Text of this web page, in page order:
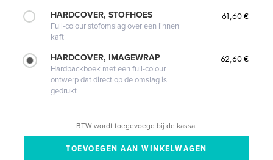
HARDCOVER, STOFHOES
Full-colour stofomslag over een linnen
kaft
61,60 €
HARDCOVER, IMAGEWRAP
Hardbackboek met een full-colour
ontwerp dat direct op de omslag is
gedrukt
62,60 €
BTW wordt toegevoegd bij de kassa.